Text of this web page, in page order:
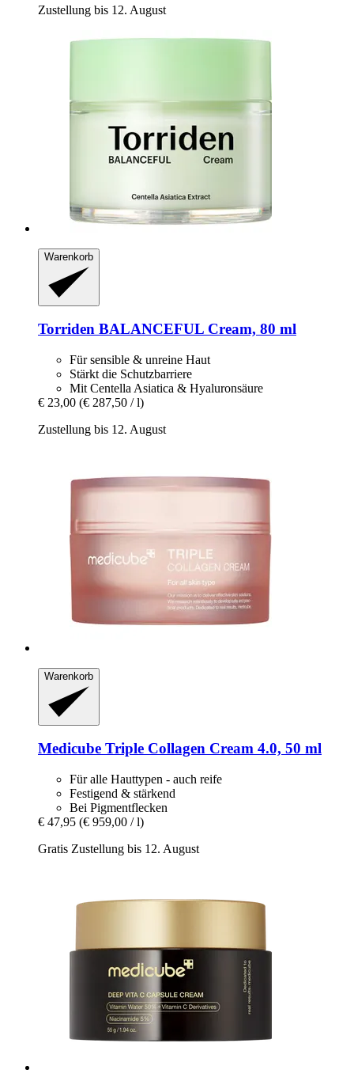
Zustellung bis 12. August
Warenkorb
Torriden BALANCEFUL Cream, 80 ml
Für sensible & unreine Haut
Stärkt die Schutzbarriere
Mit Centella Asiatica & Hyaluronsäure
€ 23,00 (€ 287,50 / l)
Zustellung bis 12. August
Warenkorb
Medicube Triple Collagen Cream 4.0, 50 ml
Für alle Hauttypen - auch reife
Festigend & stärkend
Bei Pigmentflecken
€ 47,95 (€ 959,00 / l)
Gratis Zustellung bis 12. August